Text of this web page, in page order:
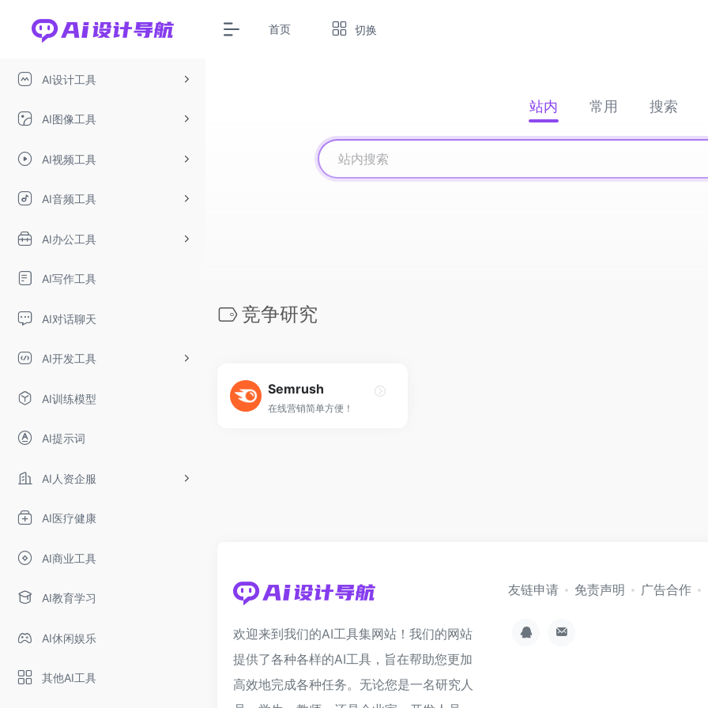
AI设计工具
AI图像工具
AI视频工具
AI音频工具
AI办公工具
AI写作工具
AI对话聊天
AI开发工具
AI训练模型
AI提示词
AI人资企服
AI医疗健康
AI商业工具
AI教育学习
AI休闲娱乐
其他AI工具
首页 切换
站内 常用 搜索
竞争研究
Semrush
在线营销简单方便！
欢迎来到我们的AI工具集网站！我们的网站
提供了各种各样的AI工具，旨在帮助您更加
高效地完成各种任务。无论您是一名研究人
友链申请 免责声明 广告合作